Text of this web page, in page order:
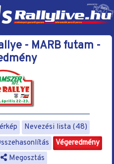
- MARB futam -
Nevezési lista (48)
Végeredmény
Megosztás